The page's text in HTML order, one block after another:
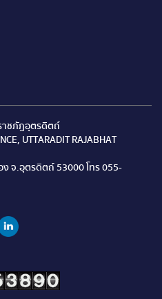
าชภัฎอุตรดิตถ์
UTTARADIT RAJABHAT
จ.อุตรดิตถ์ 53000 โทร 055-